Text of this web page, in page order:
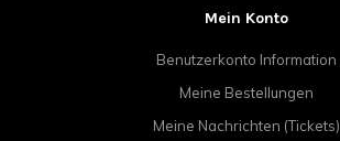
Mein Konto
Benutzerkonto Information
Meine Bestellungen
Meine Nachrichten (Tickets)